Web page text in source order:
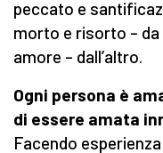
peccato e
morto e risorto – da
amore – dall’altro.
Ogni persona è
di essere amata
Facendo